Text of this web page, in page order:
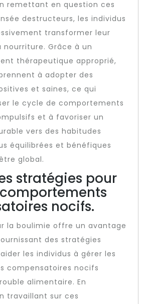
remettant en question ces
destructeurs, les individus
transformer leur
Grâce à un
thérapeutique approprié,
à adopter des
et saines, ce qui
le cycle de comportements
et à favoriser un
vers des habitudes
équilibrées et bénéfiques
global.
stratégies pour
nocifs.
la boulimie offre un avantage
des stratégies
les individus à gérer les
compensatoires nocifs
alimentaire. En
travaillant sur ces